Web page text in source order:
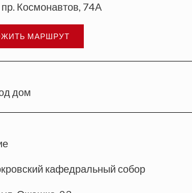
пр. Космонавтов, 74А
МАРШРУТ
дом
кафедральный собор